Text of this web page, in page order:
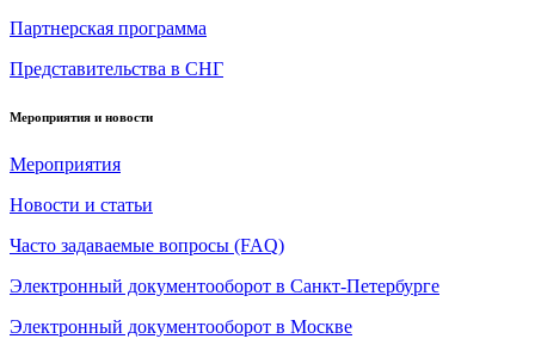
Партнерская программа
Представительства в СНГ
Мероприятия и новости
Мероприятия
Новости и статьи
Часто задаваемые вопросы (FAQ)
Электронный документооборот в Санкт-Петербурге
Электронный документооборот в Москве